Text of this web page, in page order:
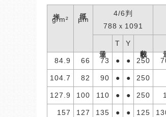
g/m² µm
4/6判
788ｘ1091
T Y
84.9 66 73 ● ● 250
104.7 82 90 ● ● 250
127.9 100 110 ● ● 250
157 127 135 ● ● 125